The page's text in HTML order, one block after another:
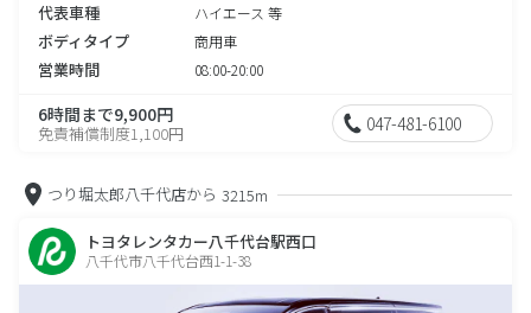
代表車種 ハイエース 等
ボディタイプ 商用車
営業時間 08:00-20:00
6時間まで9,900円
免責補償制度1,100円 047-481-6100
つり堀太郎八千代店から 3215m
トヨタレンタカー八千代台駅西口
八千代市八千代台西1-1-38